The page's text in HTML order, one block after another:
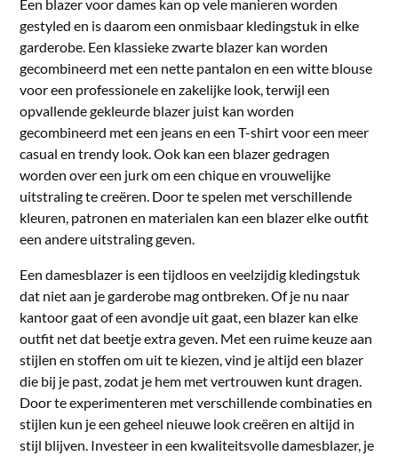
Een blazer voor dames kan op vele manieren worden
gestyled en is daarom een onmisbaar kledingstuk in elke
garderobe. Een klassieke zwarte blazer kan worden
gecombineerd met een nette pantalon en een witte blouse
voor een professionele en zakelijke look, terwijl een
opvallende gekleurde blazer juist kan worden
gecombineerd met een jeans en een T-shirt voor een meer
casual en trendy look. Ook kan een blazer gedragen
worden over een jurk om een chique en vrouwelijke
uitstraling te creëren. Door te spelen met verschillende
kleuren, patronen en materialen kan een blazer elke outfit
een andere uitstraling geven.
Een damesblazer is een tijdloos en veelzijdig kledingstuk
dat niet aan je garderobe mag ontbreken. Of je nu naar
kantoor gaat of een avondje uit gaat, een blazer kan elke
outfit net dat beetje extra geven. Met een ruime keuze aan
stijlen en stoffen om uit te kiezen, vind je altijd een blazer
die bij je past, zodat je hem met vertrouwen kunt dragen.
Door te experimenteren met verschillende combinaties en
stijlen kun je een geheel nieuwe look creëren en altijd in
stijl blijven. Investeer in een kwaliteitsvolle damesblazer, je